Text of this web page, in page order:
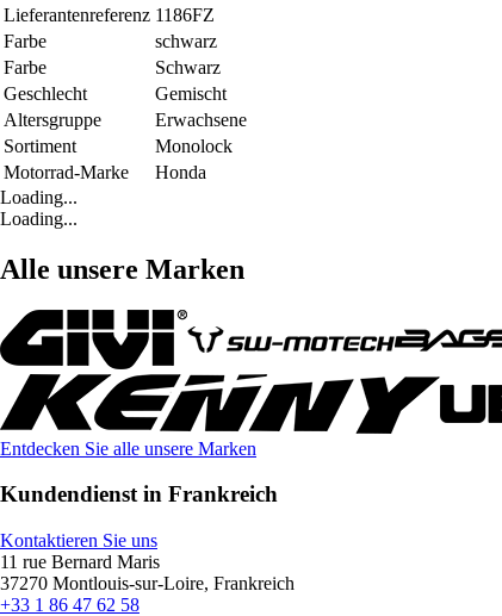
Lieferantenreferenz 1186FZ
Farbe
schwarz
Farbe
Schwarz
Geschlecht
Gemischt
Altersgruppe
Erwachsene
Sortiment
Monolock
Motorrad-Marke
Honda
Loading...
Loading...
Alle unsere Marken
Entdecken Sie alle unsere Marken
Kundendienst in Frankreich
Kontaktieren Sie uns
11 rue Bernard Maris
37270 Montlouis-sur-Loire, Frankreich
+33 1 86 47 62 58